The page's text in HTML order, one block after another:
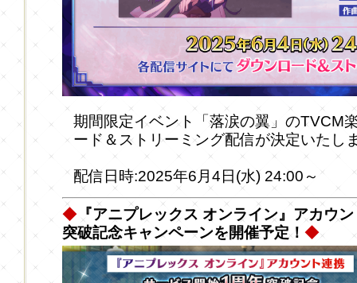
期間限定イベント「落涙の翼」のTVCM
ード＆ストリーミング配信が決定いたし
配信日時:2025年6月4日(水) 24:00～
◆ 『アニプレックス オンライン』アカウ
突破記念キャンペーンを開催予定！ ◆